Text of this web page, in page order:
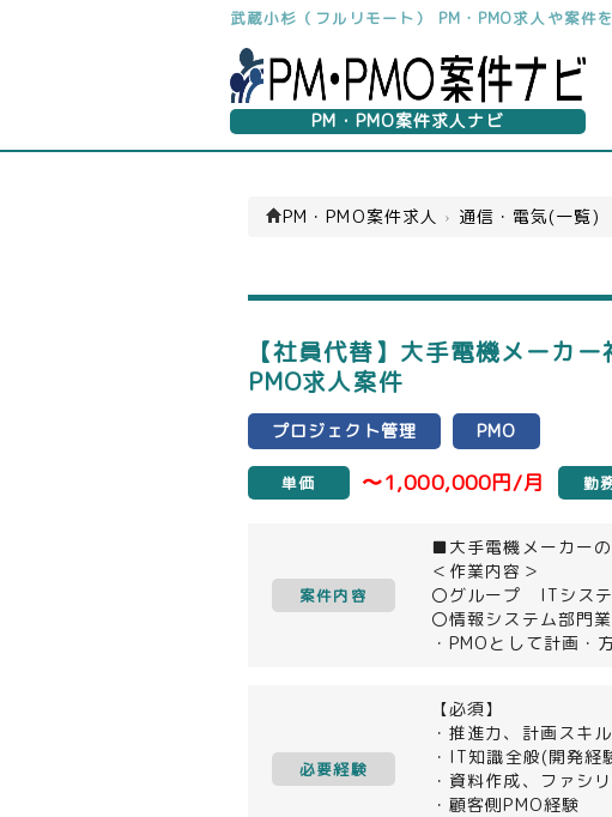
武蔵小杉（フルリモート） PM・PMO求人や案件
PM・PMO案件求人ナビ
PM・PMO案件求人 › 通信・電気(一覧)
【社員代替】大手電機メーカ
PMO求人案件
プロジェクト管理 PMO
単価 〜1,000,000円/月 勤
案件内容
■大手電機メーカー
＜作業内容＞
〇グループ ITシステ
〇情報システム部門
・PMOとして計画・
必要経験
【必須】
・推進力、計画スキ
・IT知識全般(開発経
・資料作成、ファシ
・顧客側PMO経験